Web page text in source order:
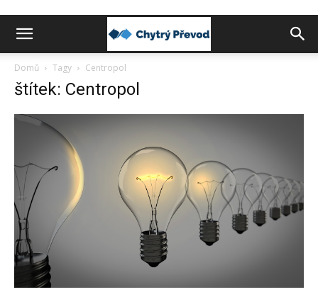
Chytrý
převod
zahraničí
Domů Tagy Centropol
štítek: Centropol